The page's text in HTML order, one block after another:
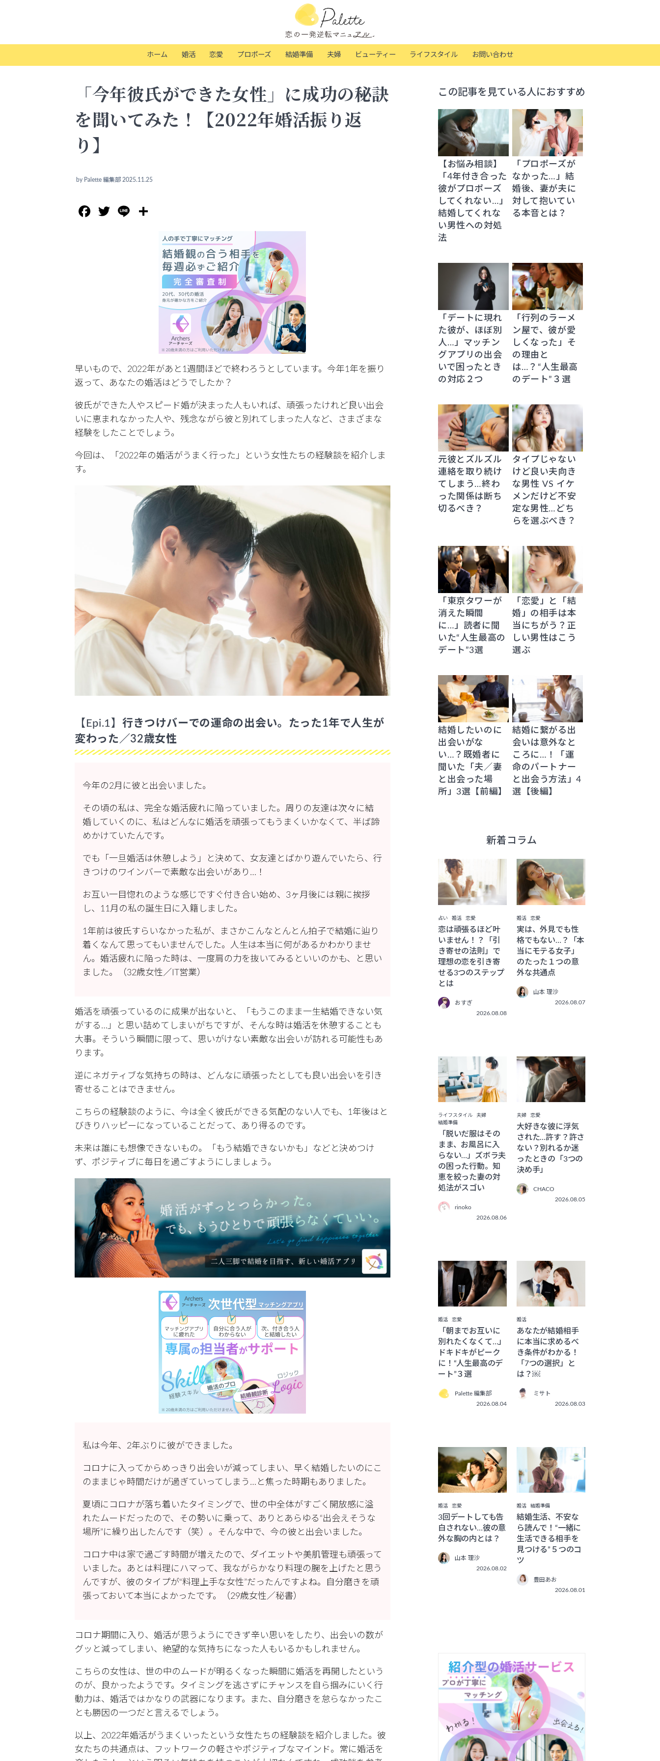
ホーム 婚活 恋愛 プロポーズ 結婚準備 夫婦 ビューティー ライフスタイル お問い合わせ
「今年彼氏ができた女性」に成功の秘訣
を聞いてみた！【2022年婚活振り返
り】
by Palette 編集部 2025.11.25
Facebook
Twitter
Line
早いもので、2022年があと1週間ほどで終わろうとしています。今年1年を振り
返って、あなたの婚活はどうでしたか？
彼氏ができた人やスピード婚が決まった人もいれば、頑張ったけれど良い出会
いに恵まれなかった人や、残念ながら彼と別れてしまった人など、さまざまな
経験をしたことでしょう。
今回は、「2022年の婚活がうまく行った」という女性たちの経験談を紹介しま
す。
【Epi.1】 行きつけバーでの運命の出会い。たった1年で人生が
変わった／32歳女性
今年の2月に彼と出会いました。
その頃の私は、完全な婚活疲れに陥っていました。周りの友達は次々に結
婚していくのに、私はどんなに婚活を頑張ってもうまくいかなくて、半ば諦
めかけていたんです。
でも「一旦婚活は休憩しよう」と決めて、女友達とばかり遊んでいたら、行
きつけのワインバーで素敵な出会いがあり…！
お互い一目惚れのような感じですぐ付き合い始め、3ヶ月後には親に挨拶
し、11月の私の誕生日に入籍しました。
1年前は彼氏すらいなかった私が、まさかこんなとんとん拍子で結婚に辿り
着くなんて思ってもいませんでした。人生は本当に何があるかわかりませ
ん。婚活疲れに陥った時は、一度肩の力を抜いてみるといいのかも、と思い
ました。（32歳女性／IT営業）
婚活を頑張っているのに成果が出ないと、「もうこのまま一生結婚できない気
がする…」と思い詰めてしまいがちですが、そんな時は婚活を休憩することも
大事。そういう瞬間に限って、思いがけない素敵な出会いが訪れる可能性もあ
ります。
逆にネガティブな気持ちの時は、どんなに頑張ったとしても良い出会いを引き
寄せることはできません。
こちらの経験談のように、今は全く彼氏ができる気配のない人でも、1年後はと
びきりハッピーになっていることだって、あり得るのです。
未来は誰にも想像できないもの。「もう結婚できないかも」などと決めつけ
ず、ポジティブに毎日を過ごすようにしましょう。
私は今年、2年ぶりに彼ができました。
コロナに入ってからめっきり出会いが減ってしまい、早く結婚したいのにこ
のままじゃ時間だけが過ぎていってしまう…と焦った時期もありました。
夏頃にコロナが落ち着いたタイミングで、世の中全体がすごく開放感に溢
れたムードだったので、その勢いに乗って、ありとあらゆる“出会えそうな
場所”に繰り出したんです（笑）。そんな中で、今の彼と出会いました。
コロナ中は家で過ごす時間が増えたので、ダイエットや美肌管理も頑張って
いました。あとは料理にハマって、我ながらかなり料理の腕を上げたと思う
んですが、彼のタイプが“料理上手な女性”だったんですよね。自分磨きを頑
張っておいて本当によかったです。（29歳女性／秘書）
コロナ期間に入り、婚活が思うようにできず辛い思いをしたり、出会いの数が
グッと減ってしまい、絶望的な気持ちになった人もいるかもしれません。
こちらの女性は、世の中のムードが明るくなった瞬間に婚活を再開したという
のが、良かったようです。タイミングを逃さずにチャンスを自ら掴みにいく行
動力は、婚活ではかなりの武器になります。また、自分磨きを怠らなかったこ
とも勝因の一つだと言えるでしょう。
以上、2022年婚活がうまくいったという女性たちの経験談を紹介しました。彼
女たちの共通点は、フットワークの軽さやポジティブなマインド。常に婚活を
この記事を見ている人におすすめ
【お悩み相談】
「4年付き合った
彼がプロポーズ
してくれない…」
結婚してくれな
い男性への対処
法
「プロポーズが
なかった…」結
婚後、妻が夫に
対して抱いてい
る本音とは？
「デートに現れ
た彼が、ほぼ別
人…」マッチン
グアプリの出会
いで困ったとき
の対応２つ
「行列のラーメ
ン屋で、彼が愛
しくなった」そ
の理由と
は…？“人生最高
のデート”３選
元彼とズルズル
連絡を取り続け
てしまう…終わ
った関係は断ち
切るべき？
タイプじゃない
けど良い夫向き
な男性 VS イケ
メンだけど不安
定な男性…どち
らを選ぶべき？
「東京タワーが
消えた瞬間
に…」読者に聞
いた“人生最高の
デート”3選
「恋愛」と「結
婚」の相手は本
当にちがう？正
しい男性はこう
選ぶ
結婚したいのに
出会いがな
い…？既婚者に
聞いた「夫／妻
と出会った場
所」3選【前編】
結婚に繋がる出
会いは意外なと
ころに…！「運
命のパートナー
と出会う方法」4
選【後編】
新着コラム
占い 婚活 恋愛
恋は頑張るほど叶
いません！？「引
き寄せの法則」で
理想の恋を引き寄
せる3つのステップ
とは
おすぎ
2026.08.08
婚活 恋愛
実は、外見でも性
格でもない…？「本
当にモテる女子」
のたった１つの意
外な共通点
山本 理沙
2026.08.07
ライフスタイル
夫婦
結婚準備
「脱いだ服はその
まま、お風呂に入
らない…」ズボラ夫
の困った行動。知
恵を絞った妻の対
処法がスゴい
rinoko
2026.08.06
夫婦 恋愛
大好きな彼に浮気
された…許す？許さ
ない？別れるか迷
ったときの「3つの
決め手」
CHACO
2026.08.05
婚活 恋愛
「朝までお互いに
別れたくなくて…」
ドキドキがピーク
に！“人生最高のデ
ート”３選
Palette 編集部
2026.08.04
婚活
あなたが結婚相手
に本当に求めるべ
き条件がわかる！
「7つの選択」と
は？￼
ミサト
2026.08.03
婚活 恋愛
3回デートしても告
白されない…彼の意
外な胸の内とは？
山本 理沙
2026.08.02
婚活 結婚準備
結婚生活、不安な
ら読んで！“一緒に
生活できる相手を
見つける”５つのコ
ツ
豊田あお
2026.08.01